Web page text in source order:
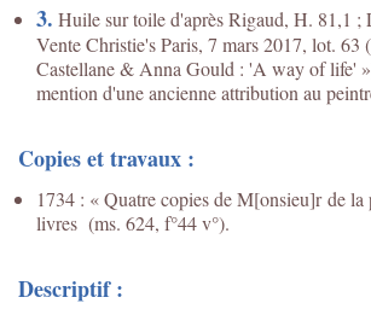
3. Huile sur toile d'après Rigaud, H. 81,1 ;
Vente Christie's Paris, 7 mars 2017, lot. 63
Castellane & Anna Gould : 'A way of life'
mention d'une ancienne attribution au
Copies et travaux :
1734 : « Quatre copies de M[onsieu]r de
livres (ms. 624, f°44 v°).
Descriptif :